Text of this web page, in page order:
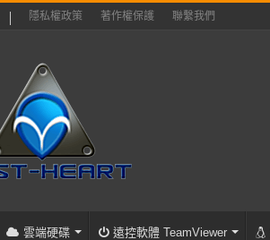
隱私權政策 著作權保護 聯繫我們
雲端硬碟 遠控軟體 TeamViewer